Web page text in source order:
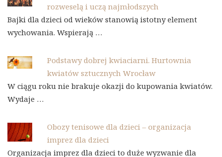
rozweselą i uczą najmłodszych
Bajki dla dzieci od wieków stanowią istotny element
wychowania. Wspierają …
Podstawy dobrej kwiaciarni. Hurtownia
kwiatów sztucznych Wrocław
W ciągu roku nie brakuje okazji do kupowania kwiatów.
Wydaje …
Obozy tenisowe dla dzieci – organizacja
imprez dla dzieci
Organizacja imprez dla dzieci to duże wyzwanie dla